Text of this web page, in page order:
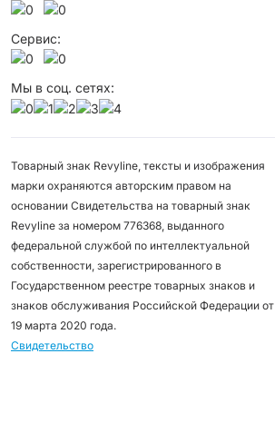
Сервис:
Мы в соц. сетях:
Товарный знак Revyline, тексты и изображения
марки охраняются авторским правом на
основании Свидетельства на товарный знак
Revyline за номером 776368, выданного
федеральной службой по интеллектуальной
собственности, зарегистрированного в
Государственном реестре товарных знаков и
знаков обслуживания Российской Федерации от
19 марта 2020 года.
Свидетельство